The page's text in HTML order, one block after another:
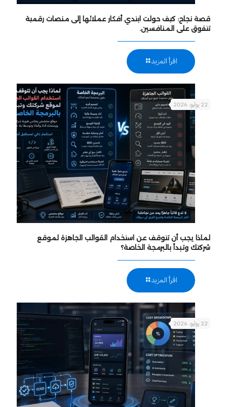
قصة نجاح: كيف حولت ابتدي أفكار عملائها إلى منصات رقمية
تتفوق على المنافسين.
اقرأ المزيد
22 يوليو، 2026
لماذا يجب أن تتوقف عن استخدام القوالب الجاهزة لموقع
شركتك وتبدأ بالبرمجة الخاصة؟
اقرأ المزيد
22 يوليو، 2026